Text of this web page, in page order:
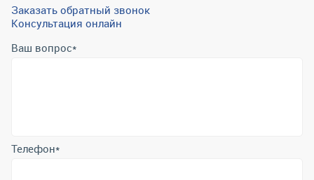
Заказать обратный звонок
Консультация онлайн
Ваш вопрос*
Отправляя форму вы подтверждаете согласие с